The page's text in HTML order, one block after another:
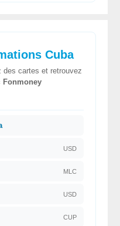
Cuba
des cartes et retrouvez
Fonmoney
USD
MLC
USD
CUP